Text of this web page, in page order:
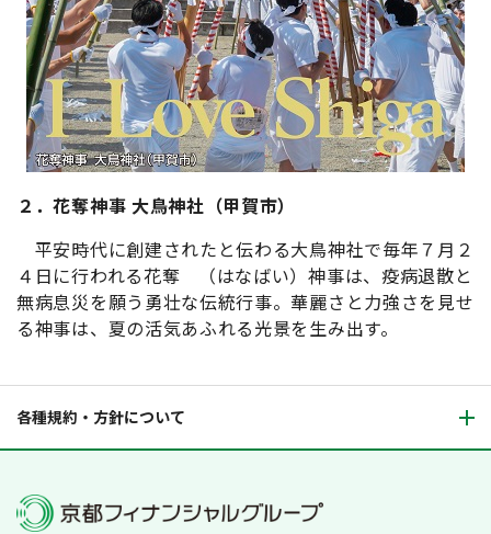
２．花奪神事 大鳥神社（甲賀市）
平安時代に創建されたと伝わる大鳥神社で毎年７月２
４日に行われる花奪 （はなばい）神事は、疫病退散と
無病息災を願う勇壮な伝統行事。華麗さと力強さを見せ
る神事は、夏の活気あふれる光景を生み出す。
各種規約・方針について